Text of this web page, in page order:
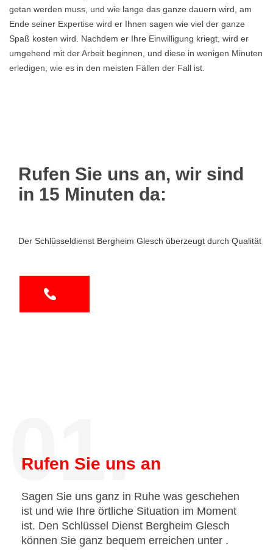
getan werden muss, und wie lange das ganze dauern wird, am
Ende seiner Expertise wird er Ihnen sagen wie viel der ganze
Spaß kosten wird. Nachdem er Ihre Einwilligung kriegt, wird er
umgehend mit der Arbeit beginnen, und diese in wenigen Minuten
erledigen, wie es in den meisten Fällen der Fall ist.
Rufen Sie uns an, wir sind
in 15 Minuten da:
Der Schlüsseldienst Bergheim Glesch überzeugt durch Qualität
01.
Rufen Sie uns an
Sagen Sie uns ganz in Ruhe was geschehen
ist und wie Ihre örtliche Situation im Moment
ist. Den Schlüssel Dienst Bergheim Glesch
können Sie ganz bequem erreichen unter .